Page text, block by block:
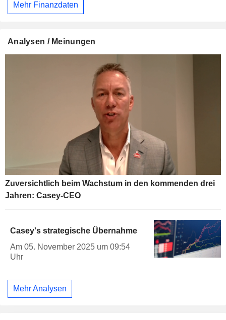
Mehr Finanzdaten
Analysen / Meinungen
Zuversichtlich beim Wachstum in den kommenden drei
Jahren: Casey-CEO
Casey's strategische Übernahme
Am 05. November 2025 um 09:54
Uhr
Mehr Analysen